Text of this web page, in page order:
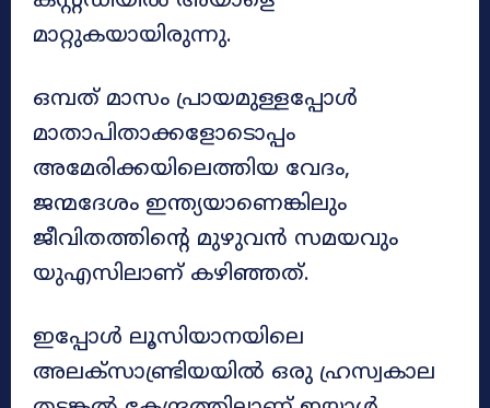
മാറ്റുകയായിരുന്നു.
ഒമ്പത് മാസം പ്രായമുള്ളപ്പോൾ
മാതാപിതാക്കളോടൊപ്പം
അമേരിക്കയിലെത്തിയ വേദം,
ജന്മദേശം ഇന്ത്യയാണെങ്കിലും
ജീവിതത്തിന്റെ മുഴുവൻ സമയവും
യുഎസിലാണ് കഴിഞ്ഞത്.
ഇപ്പോൾ ലൂസിയാനയിലെ
അലക്സാണ്ട്രിയയിൽ ഒരു ഹ്രസ്വകാല